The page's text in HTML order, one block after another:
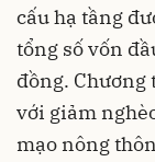
cấu hạ tầng
tổng số vốn
đồng.
với giảm
mạo nông